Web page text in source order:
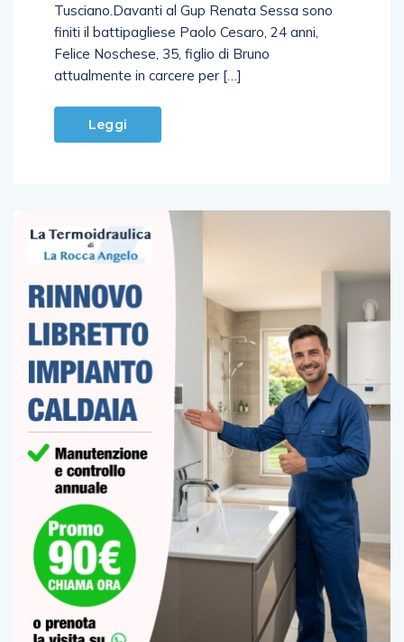
Tusciano.Davanti al Gup Renata Sessa sono
finiti il battipagliese Paolo Cesaro, 24 anni,
Felice Noschese, 35, figlio di Bruno
attualmente in carcere per […]
Leggi